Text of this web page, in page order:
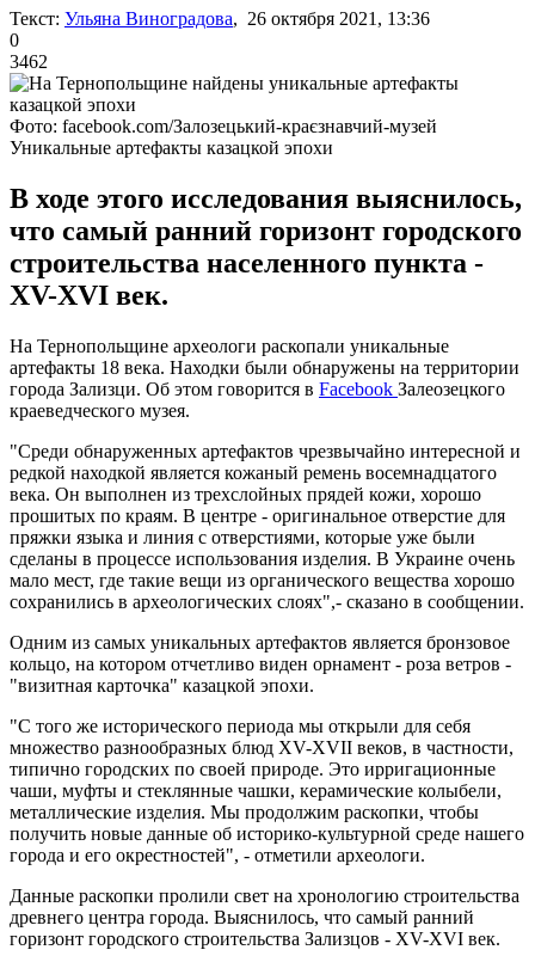
Текст: Ульяна Виноградова, 26 октября 2021, 13:36
0
3462
Фото: facebook.com/Залозецький-краєзнавчий-музей
Уникальные артефакты казацкой эпохи
В ходе этого исследования выяснилось,
что самый ранний горизонт городского
строительства населенного пункта -
XV-XVI век.
На Тернопольщине археологи раскопали уникальные
артефакты 18 века. Находки были обнаружены на территории
города Зализци. Об этом говорится в Facebook Залеозецкого
краеведческого музея.
"Среди обнаруженных артефактов чрезвычайно интересной и
редкой находкой является кожаный ремень восемнадцатого
века. Он выполнен из трехслойных прядей кожи, хорошо
прошитых по краям. В центре - оригинальное отверстие для
пряжки языка и линия с отверстиями, которые уже были
сделаны в процессе использования изделия. В Украине очень
мало мест, где такие вещи из органического вещества хорошо
сохранились в археологических слоях",- сказано в сообщении.
Одним из самых уникальных артефактов является бронзовое
кольцо, на котором отчетливо виден орнамент - роза ветров -
"визитная карточка" казацкой эпохи.
"С того же исторического периода мы открыли для себя
множество разнообразных блюд XV-XVII веков, в частности,
типично городских по своей природе. Это ирригационные
чаши, муфты и стеклянные чашки, керамические колыбели,
металлические изделия. Мы продолжим раскопки, чтобы
получить новые данные об историко-культурной среде нашего
города и его окрестностей", - отметили археологи.
Данные раскопки пролили свет на хронологию строительства
древнего центра города. Выяснилось, что самый ранний
горизонт городского строительства Зализцов - XV-XVI век.